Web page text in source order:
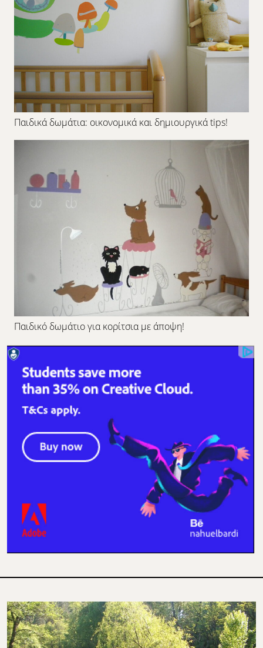
Παιδικά δωμάτια: οικονομικά και δημιουργικά tips!
Παιδικό δωμάτιο για κορίτσια με άποψη!